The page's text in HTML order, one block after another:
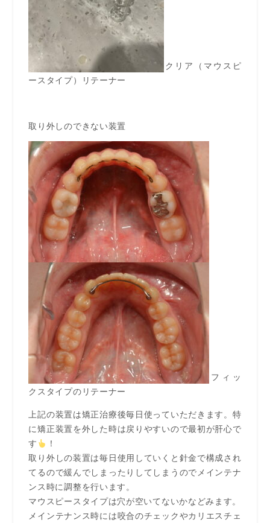
クリア（マウスピ
ースタイプ）リテーナー
取り外しのできない装置
フィッ
クスタイプのリテーナー
上記の装置は矯正治療後毎日使っていただきます。特
に矯正装置を外した時は戻りやすいので最初が肝心で
す
！
取り外しの装置は毎日使用していくと針金で構成され
てるので緩んでしまったりしてしまうのでメインテナ
ンス時に調整を行います。
マウスピースタイプは穴が空いてないかなどみます。
メインテナンス時には咬合のチェックやカリエスチェ